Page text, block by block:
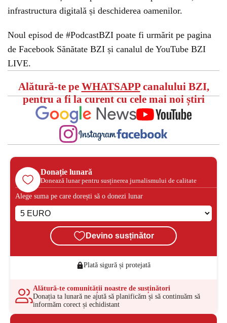
infrastructura digitală și deschiderea oamenilor.
Noul episod de #PodcastBZI poate fi urmărit pe pagina
de Facebook Sănătate BZI și canalul de YouTube BZI
LIVE.
Alătură-te pe WHATSAPPcanalului BZI,
pentru a fi la curent cu cele mai noi știri
Donație lunară
Donează lunar pentru susținerea jurnalismului de calitate
Alege suma pe care dorești să o donezi lunar
Devino susținător
Plată sigură și protejată
Alătură-te comunității noastre de susținători
Donația ta lunară ne ajută să planificăm și să continuăm să
informăm corect și echidistant